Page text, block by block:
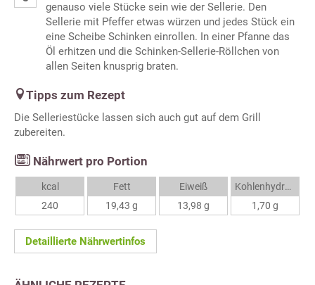
genauso viele Stücke sein wie der Sellerie. Den
Sellerie mit Pfeffer etwas würzen und jedes Stück ein
eine Scheibe Schinken einrollen. In einer Pfanne das
Öl erhitzen und die Schinken-Sellerie-Röllchen von
allen Seiten knusprig braten.
Tipps zum Rezept
Die Selleriestücke lassen sich auch gut auf dem Grill
zubereiten.
Nährwert pro Portion
kcal
240
Fett
19,43 g
Eiweiß
13,98 g
Kohlenhydrate
1,70 g
Detaillierte Nährwertinfos